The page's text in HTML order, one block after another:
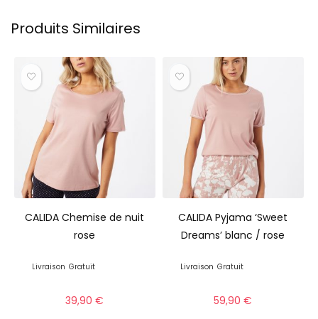
Produits Similaires
CALIDA Chemise de nuit
rose
Livraison Gratuit
39,90€
CALIDA Pyjama ‘Sweet
Dreams’ blanc / rose
Livraison Gratuit
59,90€